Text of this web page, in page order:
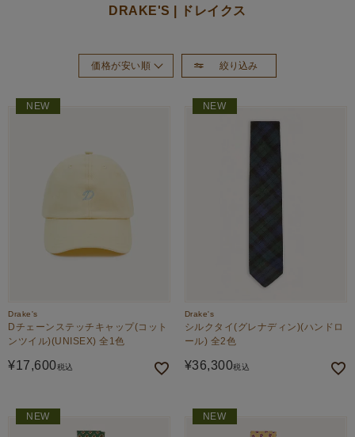
DRAKE'S | ドレイクス
絞り込み
価格が安い順
NEW
Drake's
Dチェーンステッチキャップ(コット
ンツイル)(UNISEX) 全1色
¥17,600税込
NEW
Drake's
シルクタイ(グレナディン)(ハンドロ
ール) 全2色
¥36,300税込
NEW NEW